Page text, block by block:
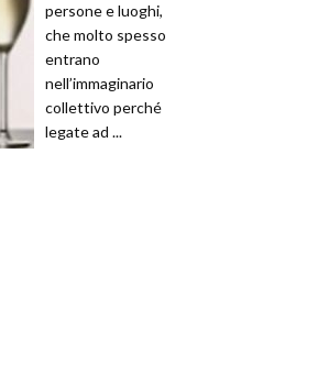
persone e luoghi,
che molto spesso
entrano
nell’immaginario
collettivo perché
legate ad ...